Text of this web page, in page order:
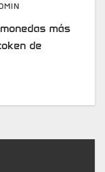
más
de